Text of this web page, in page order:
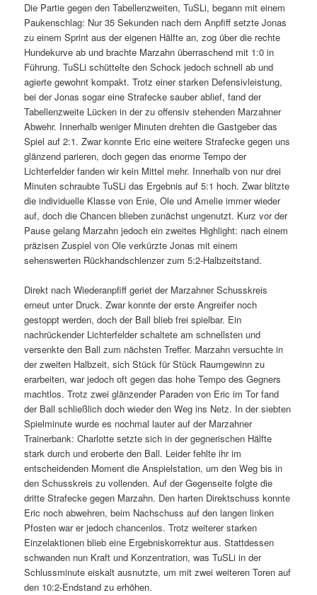
Die Partie gegen den Tabellenzweiten, TuSLi, begann mit einem
Paukenschlag: Nur 35 Sekunden nach dem Anpfiff setzte Jonas
zu einem Sprint aus der eigenen Hälfte an, zog über die rechte
Hundekurve ab und brachte Marzahn überraschend mit 1:0 in
Führung. TuSLi schüttelte den Schock jedoch schnell ab und
agierte gewohnt kompakt. Trotz einer starken Defensivleistung,
bei der Jonas sogar eine Strafecke sauber ablief, fand der
Tabellenzweite Lücken in der zu offensiv stehenden Marzahner
Abwehr. Innerhalb weniger Minuten drehten die Gastgeber das
Spiel auf 2:1. Zwar konnte Eric eine weitere Strafecke gegen uns
glänzend parieren, doch gegen das enorme Tempo der
Lichterfelder fanden wir kein Mittel mehr. Innerhalb von nur drei
Minuten schraubte TuSLi das Ergebnis auf 5:1 hoch. Zwar blitzte
die individuelle Klasse von Enie, Ole und Amelie immer wieder
auf, doch die Chancen blieben zunächst ungenutzt. Kurz vor der
Pause gelang Marzahn jedoch ein zweites Highlight: nach einem
präzisen Zuspiel von Ole verkürzte Jonas mit einem
sehenswerten Rückhandschlenzer zum 5:2-Halbzeitstand.
Direkt nach Wiederanpfiff geriet der Marzahner Schusskreis
erneut unter Druck. Zwar konnte der erste Angreifer noch
gestoppt werden, doch der Ball blieb frei spielbar. Ein
nachrückender Lichterfelder schaltete am schnellsten und
versenkte den Ball zum nächsten Treffer. Marzahn versuchte in
der zweiten Halbzeit, sich Stück für Stück Raumgewinn zu
erarbeiten, war jedoch oft gegen das hohe Tempo des Gegners
machtlos. Trotz zwei glänzender Paraden von Eric im Tor fand
der Ball schließlich doch wieder den Weg ins Netz. In der siebten
Spielminute wurde es nochmal lauter auf der Marzahner
Trainerbank: Charlotte setzte sich in der gegnerischen Hälfte
stark durch und eroberte den Ball. Leider fehlte ihr im
entscheidenden Moment die Anspielstation, um den Weg bis in
den Schusskreis zu vollenden. Auf der Gegenseite folgte die
dritte Strafecke gegen Marzahn. Den harten Direktschuss konnte
Eric noch abwehren, beim Nachschuss auf den langen linken
Pfosten war er jedoch chancenlos. Trotz weiterer starken
Einzelaktionen blieb eine Ergebniskorrektur aus. Stattdessen
schwanden nun Kraft und Konzentration, was TuSLi in der
Schlussminute eiskalt ausnutzte, um mit zwei weiteren Toren auf
den 10:2-Endstand zu erhöhen.